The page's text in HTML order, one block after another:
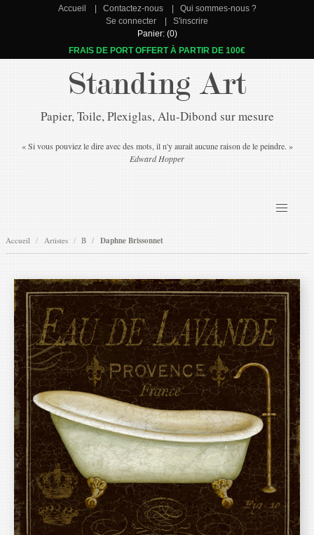
Accueil Contactez-nous
Qui sommes-nous ?
Se connecter
S'inscrire
Panier: (0)
FRAIS DE PORT OFFERT À PARTIR DE 100€
Standing Art
Papier, Toile, Plexiglas, Alu-Dibond sur mesure
« Si vous pouviez le dire avec des mots, il n'y aurait aucune raison de le peindre. »
Edward Hopper
Accueil Artistes B Daphne Brissonnet